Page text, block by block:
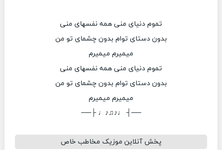
تموم دنیای منی همه نفسهای منی
بدون دستای توام بدون چشمای تو من
میمیرم میمیرم
تموم دنیای منی همه نفسهای منی
بدون دستای توام بدون چشمای تو من
میمیرم میمیرم
──┤ ♩♪♫♪♩ ├──
پخش آنلاین موزیک مخاطب خاص